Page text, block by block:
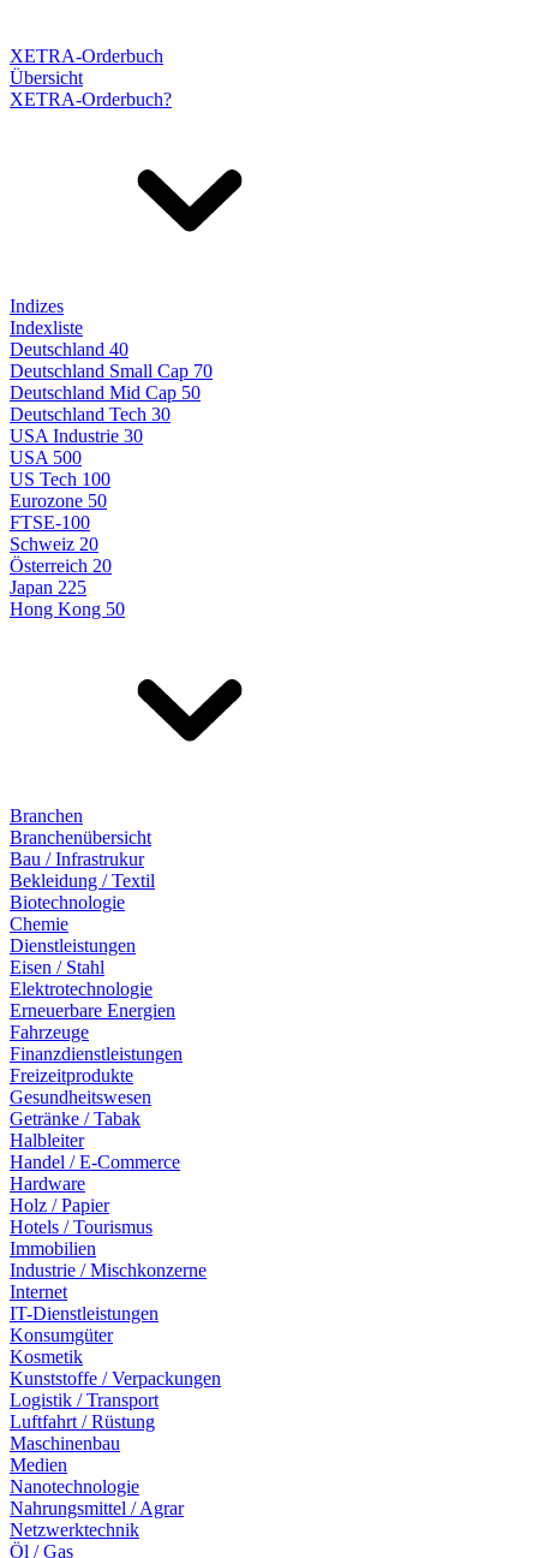
XETRA-Orderbuch
Übersicht
XETRA-Orderbuch?
Indizes
Indexliste
Deutschland 40
Deutschland Small Cap 70
Deutschland Mid Cap 50
Deutschland Tech 30
USA Industrie 30
USA 500
US Tech 100
Eurozone 50
FTSE-100
Schweiz 20
Österreich 20
Japan 225
Hong Kong 50
Branchen
Branchenübersicht
Bau / Infrastrukur
Bekleidung / Textil
Biotechnologie
Chemie
Dienstleistungen
Eisen / Stahl
Elektrotechnologie
Erneuerbare Energien
Fahrzeuge
Finanzdienstleistungen
Freizeitprodukte
Gesundheitswesen
Getränke / Tabak
Halbleiter
Handel / E-Commerce
Hardware
Holz / Papier
Hotels / Tourismus
Immobilien
Industrie / Mischkonzerne
Internet
IT-Dienstleistungen
Konsumgüter
Kosmetik
Kunststoffe / Verpackungen
Logistik / Transport
Luftfahrt / Rüstung
Maschinenbau
Medien
Nanotechnologie
Nahrungsmittel / Agrar
Netzwerktechnik
Öl / Gas